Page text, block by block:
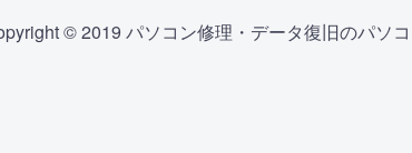
© 2019 パソコン修理・データ復旧のパソ